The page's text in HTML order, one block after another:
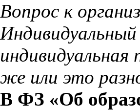
Вопрос к
же или это
В ФЗ «Об